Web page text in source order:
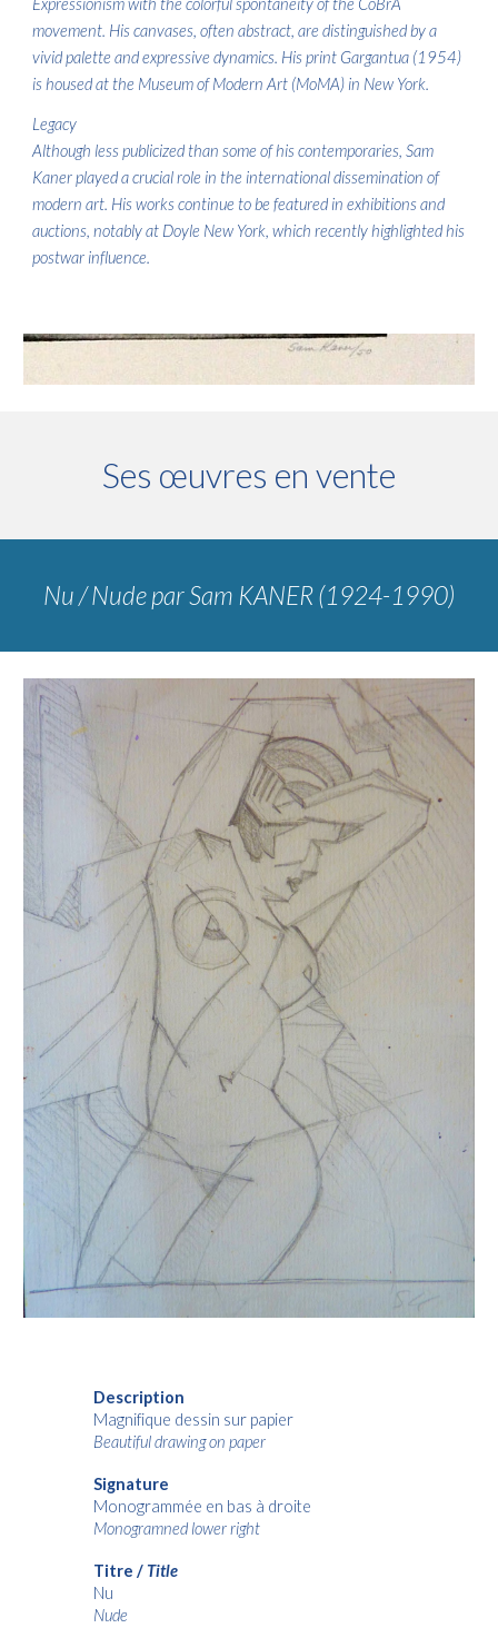
Expressionism with the colorful spontaneity of the CoBrA
movement. His canvases, often abstract, are distinguished by a
vivid palette and expressive dynamics. His print Gargantua (1954)
is housed at the Museum of Modern Art (MoMA) in New York.
Legacy
Although less publicized than some of his contemporaries, Sam
Kaner played a crucial role in the international dissemination of
modern art. His works continue to be featured in exhibitions and
auctions, notably at Doyle New York, which recently highlighted his
postwar influence.
Ses œuvres en vente
Nu / NudeparSam KANER (1924-1990)
Description
Magnifique dessin sur papier
Beautiful drawing on paper
Signature
Monogrammée en bas à droite
Monogramned lower right
Titre / Title
Nu
Nude